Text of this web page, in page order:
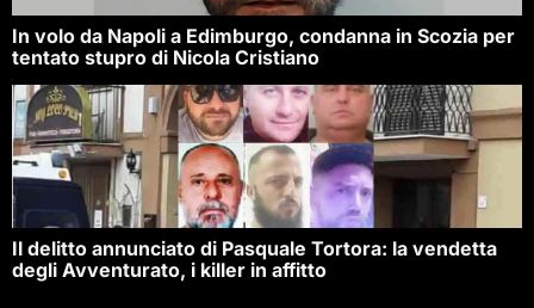
In volo da Napoli a Edimburgo, condanna in Scozia per
tentato stupro di Nicola Cristiano
Il delitto annunciato di Pasquale Tortora: la vendetta
degli Avventurato, i killer in affitto